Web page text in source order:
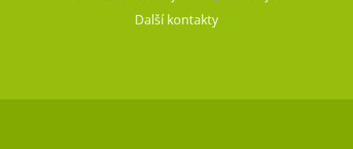
Další kontakty